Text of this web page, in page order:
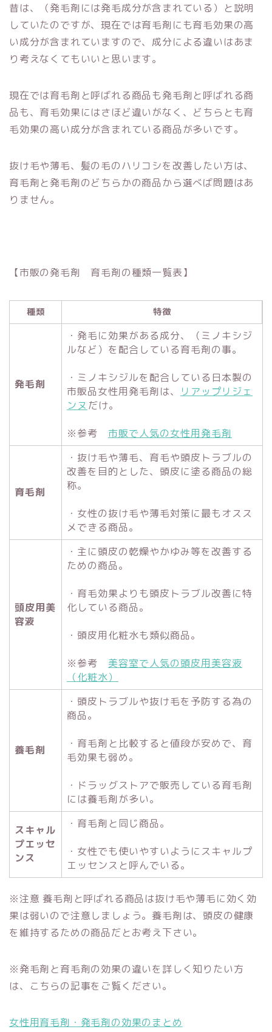
昔は、（発毛剤には発毛成分が含まれている）と説明
していたのですが、現在では育毛剤にも育毛効果の高
い成分が含まれていますので、成分による違いはあま
り考えなくてもいいと思います。
現在では育毛剤と呼ばれる商品も発毛剤と呼ばれる商
品も、育毛効果にはさほど違いがなく、どちらとも育
毛効果の高い成分が含まれている商品が多いです。
抜け毛や薄毛、髪の毛のハリコシを改善したい方は、
育毛剤と発毛剤のどちらかの商品から選べば問題はあ
りません。
【市販の発毛剤 育毛剤の種類一覧表】
種類 特徴
発毛剤
・発毛に効果がある成分、（ミノキシジ
ルなど）を配合している育毛剤の事。
・ミノキシジルを配合している日本製の
市販品女性用発毛剤は、
リアップリジェ
ンヌ だけ。
※参考 市販で人気の女性用発毛剤
育毛剤
・抜け毛や薄毛、育毛や頭皮トラブルの
改善を目的とした、頭皮に塗る商品の総
称。
・女性の抜け毛や薄毛対策に最もオスス
メできる商品。
頭皮用美
容液
・主に頭皮の乾燥やかゆみ等を改善する
ための商品。
・育毛効果よりも頭皮トラブル改善に特
化している商品。
・頭皮用化粧水も類似商品。
※参考 美容室で人気の頭皮用美容液
（化粧水）
養毛剤
・頭皮トラブルや抜け毛を予防する為の
商品。
・育毛剤と比較すると値段が安めで、育
毛効果も弱め。
・ドラッグストアで販売している育毛剤
には養毛剤が多い。
スキャル
プエッセ
ンス
・育毛剤と同じ商品。
・女性でも使いやすいようにスキャルプ
エッセンスと呼んでいる。
※注意 養毛剤と呼ばれる商品は抜け毛や薄毛に効く効
果は弱いので注意しましょう。養毛剤は、頭皮の健康
を維持するための商品だとお考え下さい。
※発毛剤と育毛剤の効果の違いを詳しく知りたい方
は、こちらの記事をご覧ください。
女性用育毛剤・発毛剤の効果のまとめ